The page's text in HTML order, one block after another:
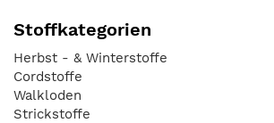
Stoffkategorien
Herbst - & Winterstoffe
Cordstoffe
Walkloden
Strickstoffe